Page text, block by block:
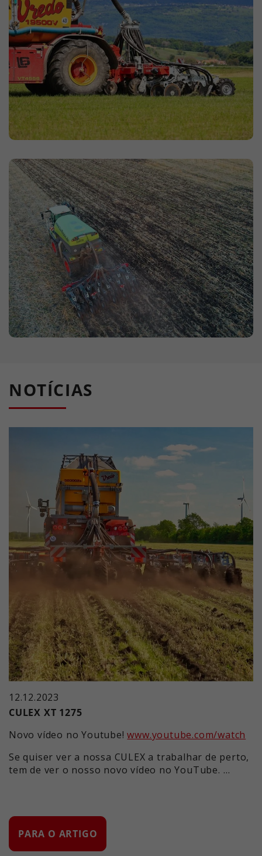
NOTÍCIAS
12.12.2023
CULEX XT 1275
Novo vídeo no Youtube!www.youtube.com/watch
Se quiser ver a nossa CULEX a trabalhar de perto,
tem de ver o nosso novo vídeo no YouTube. …
PARA O ARTIGO